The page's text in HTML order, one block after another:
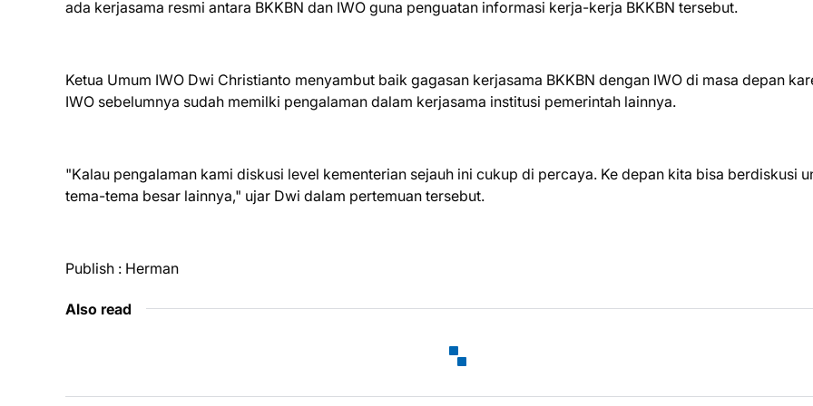
ada kerjasama resmi antara BKKBN dan IWO guna penguatan informasi kerja-kerja BKKBN tersebut.
Ketua Umum IWO Dwi Christianto menyambut baik gagasan kerjasama BKKBN dengan IWO di masa depan
IWO sebelumnya sudah memilki pengalaman dalam kerjasama institusi pemerintah lainnya.
"Kalau pengalaman kami diskusi level kementerian sejauh ini cukup di percaya. Ke depan kita bisa berdiskusi
tema-tema besar lainnya," ujar Dwi dalam pertemuan tersebut.
Publish : Herman
Also read